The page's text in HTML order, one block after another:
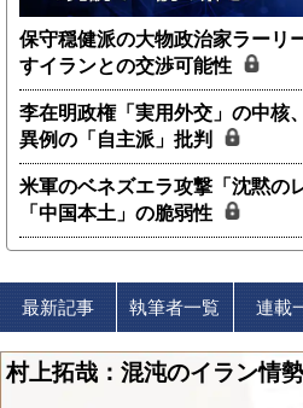
保守穏健派の大物政治家ラーリ
すイランとの交渉可能性
李在明政権「実用外交」の中核
異例の「自主派」批判
米軍のベネズエラ攻撃「沈黙の
「中国本土」の脆弱性
最新記事 執筆者一覧 連載
村上拓哉：混沌のイラン情勢